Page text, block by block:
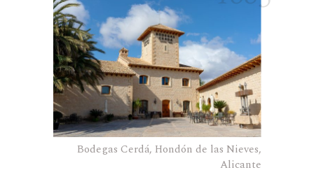
Bodegas Cerdá, Hondón de las Nieves,
Alicante